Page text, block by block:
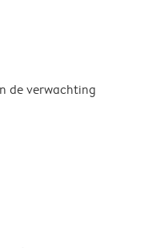
de verwachting